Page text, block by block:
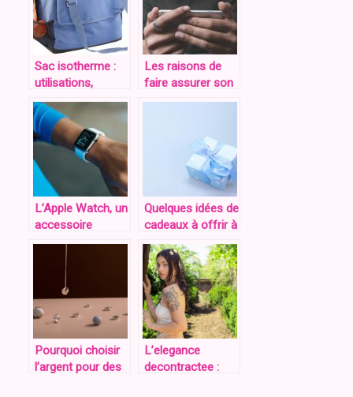
Sac isotherme :
utilisations,
fonctionnement
et avantages.
Les raisons de
faire assurer son
smartphone
L’Apple Watch, un
accessoire
technologique à la
pointe de la mode
Quelques idées de
cadeaux à offrir à
sa meilleure amie.
Pourquoi choisir
l’argent pour des
L’elegance
decontractee :